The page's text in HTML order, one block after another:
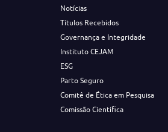
Notícias
Títulos Recebidos
Governança e Integridade
Instituto CEJAM
ESG
Parto Seguro
Comitê de Ética em Pesquisa
Comissão Científica